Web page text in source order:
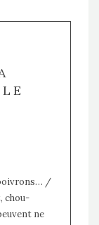
/
chou-
ne